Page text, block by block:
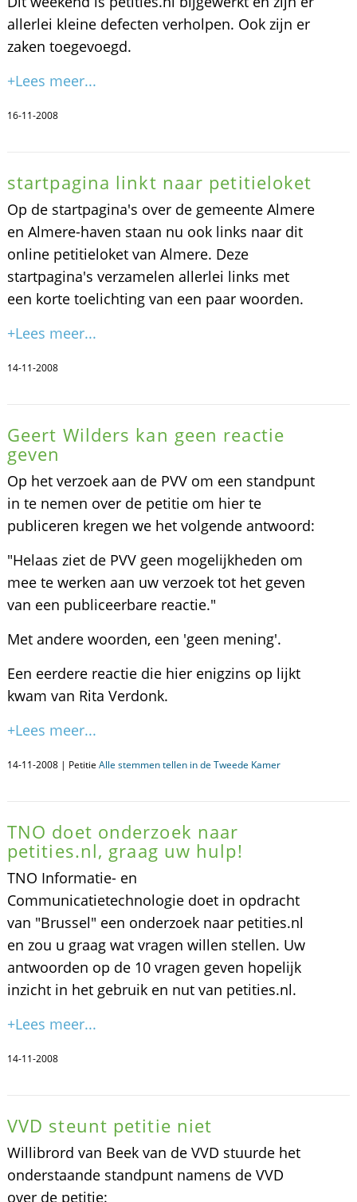
allerlei kleine defecten verholpen. Ook zijn er
zaken toegevoegd.
+Lees meer...
16-11-2008
startpagina linkt naar petitieloket
Op de startpagina's over de gemeente Almere
en Almere-haven staan nu ook links naar dit
online petitieloket van Almere. Deze
startpagina's verzamelen allerlei links met
een korte toelichting van een paar woorden.
+Lees meer...
14-11-2008
Geert Wilders kan geen reactie
geven
Op het verzoek aan de PVV om een standpunt
in te nemen over de petitie om hier te
publiceren kregen we het volgende antwoord:
"Helaas ziet de PVV geen mogelijkheden om
mee te werken aan uw verzoek tot het geven
van een publiceerbare reactie."
Met andere woorden, een 'geen mening'.
Een eerdere reactie die hier enigzins op lijkt
kwam van Rita Verdonk.
+Lees meer...
14-11-2008 | Petitie Alle stemmen tellen in de Tweede Kamer
TNO doet onderzoek naar
petities.nl, graag uw hulp!
TNO Informatie- en
Communicatietechnologie doet in opdracht
van "Brussel" een onderzoek naar petities.nl
en zou u graag wat vragen willen stellen. Uw
antwoorden op de 10 vragen geven hopelijk
inzicht in het gebruik en nut van petities.nl.
+Lees meer...
14-11-2008
VVD steunt petitie niet
Willibrord van Beek van de VVD stuurde het
onderstaande standpunt namens de VVD
over de petitie: